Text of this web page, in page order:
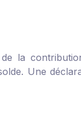
la
Une